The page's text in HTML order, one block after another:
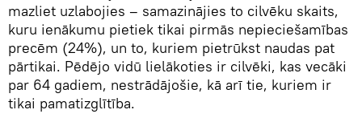
mazliet uzlabojies – samazinājies to cilvēku skaits,
kuru ienākumu pietiek tikai pirmās nepieciešamības
precēm (24%), un to, kuriem pietrūkst naudas pat
pārtikai. Pēdējo vidū lielākoties ir cilvēki, kas vecāki
par 64 gadiem, nestrādājošie, kā arī tie, kuriem ir
tikai pamatizglītība.